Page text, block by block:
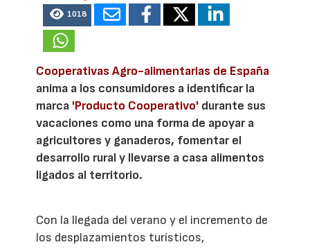
1018
Cooperativas Agro-alimentarias de España
anima a los consumidores a identificar la
marca 'Producto Cooperativo' durante sus
vacaciones como una forma de apoyar a
agricultores y ganaderos, fomentar el
desarrollo rural y llevarse a casa alimentos
ligados al territorio.
Con la llegada del verano y el incremento de
los desplazamientos turísticos,